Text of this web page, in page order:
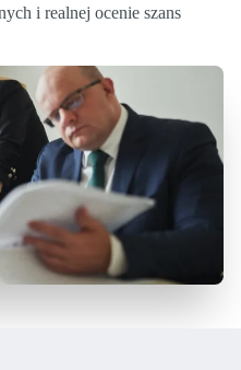
i realnej ocenie szans